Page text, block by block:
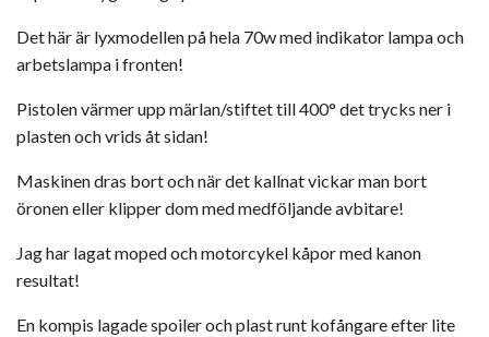
Det här är lyxmodellen på hela 70w med indikator lampa och
arbetslampa i fronten!
Pistolen värmer upp märlan/stiftet till 400° det trycks ner i
plasten och vrids åt sidan!
Maskinen dras bort och när det kallnat vickar man bort
öronen eller klipper dom med medföljande avbitare!
Jag har lagat moped och motorcykel kåpor med kanon
resultat!
En kompis lagade spoiler och plast runt kofångare efter lite